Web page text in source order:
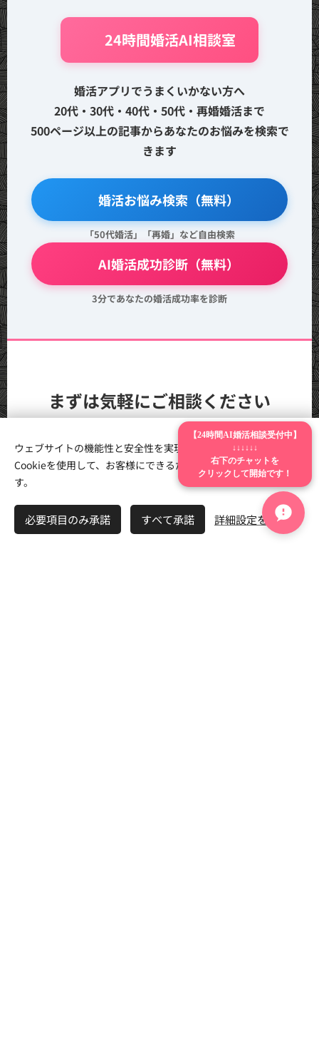
🤖 24時間婚活AI相談室
婚活アプリでうまくいかない方へ
20代・30代・40代・50代・再婚婚活まで
500ページ以上の記事からあなたのお悩みを検索で
きます
🔍 婚活お悩み検索（無料）
「50代婚活」「再婚」など自由検索
💖 AI婚活成功診断（無料）
3分であなたの婚活成功率を診断
まずは気軽にご相談ください
※強引な勧誘やしつこいお電話は一切いたしませんのでご安心
ください
💬 LINEで気軽に相談
📞 お電話（029-896-9215）
ウェブサイトの機能性と安全性を実現するため、Webnodeは
Cookieを使用して、お客様にできるだけ最高の体験を提供しま
す。
必要項目のみ承諾 すべて承諾 詳細設定を開く
【24時間AI婚活相談受付中】
↓↓↓↓↓↓
右下のチャットを
クリックして開始です！